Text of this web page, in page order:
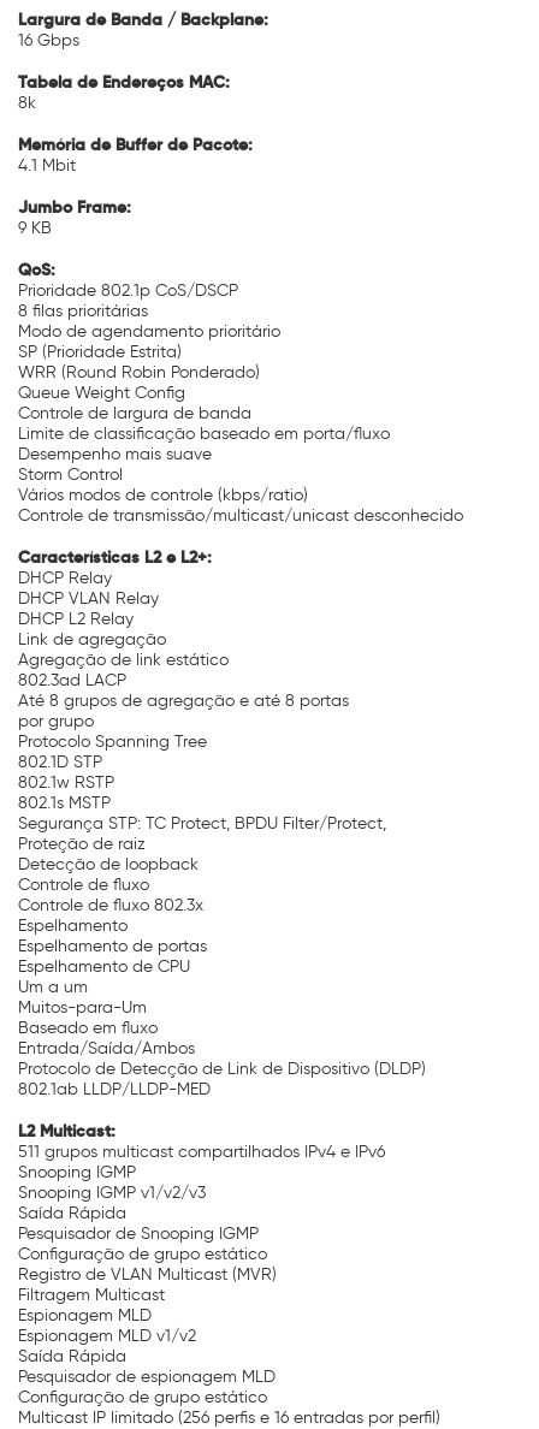
Largura de Banda / Backplane:
16 Gbps
Tabela de Endereços MAC:
8k
Memória de Buffer de Pacote:
4.1 Mbit
Jumbo Frame:
9 KB
QoS:
Prioridade 802.1p CoS/DSCP
8 filas prioritárias
Modo de agendamento prioritário
SP (Prioridade Estrita)
WRR (Round Robin Ponderado)
Queue Weight Config
Controle de largura de banda
Limite de classificação baseado em porta/fluxo
Desempenho mais suave
Storm Control
Vários modos de controle (kbps/ratio)
Controle de transmissão/multicast/unicast desconhecido
Características L2 e L2+:
DHCP Relay
DHCP VLAN Relay
DHCP L2 Relay
Link de agregação
Agregação de link estático
802.3ad LACP
Até 8 grupos de agregação e até 8 portas
por grupo
Protocolo Spanning Tree
802.1D STP
802.1w RSTP
802.1s MSTP
Segurança STP: TC Protect, BPDU Filter/Protect,
Proteção de raiz
Detecção de loopback
Controle de fluxo
Controle de fluxo 802.3x
Espelhamento
Espelhamento de portas
Espelhamento de CPU
Um a um
Muitos-para-Um
Baseado em fluxo
Entrada/Saída/Ambos
Protocolo de Detecção de Link de Dispositivo (DLDP)
802.1ab LLDP/LLDP-MED
L2 Multicast:
511 grupos multicast compartilhados IPv4 e IPv6
Snooping IGMP
Snooping IGMP v1/v2/v3
Saída Rápida
Pesquisador de Snooping IGMP
Configuração de grupo estático
Registro de VLAN Multicast (MVR)
Filtragem Multicast
Espionagem MLD
Espionagem MLD v1/v2
Saída Rápida
Pesquisador de espionagem MLD
Configuração de grupo estático
Multicast IP limitado (256 perfis e 16 entradas por perfil)